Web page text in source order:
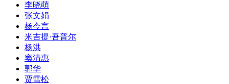
李晓萌
张文娟
杨今言
米吉提·吾普尔
杨洪
窦清惠
郭华
贾雪松